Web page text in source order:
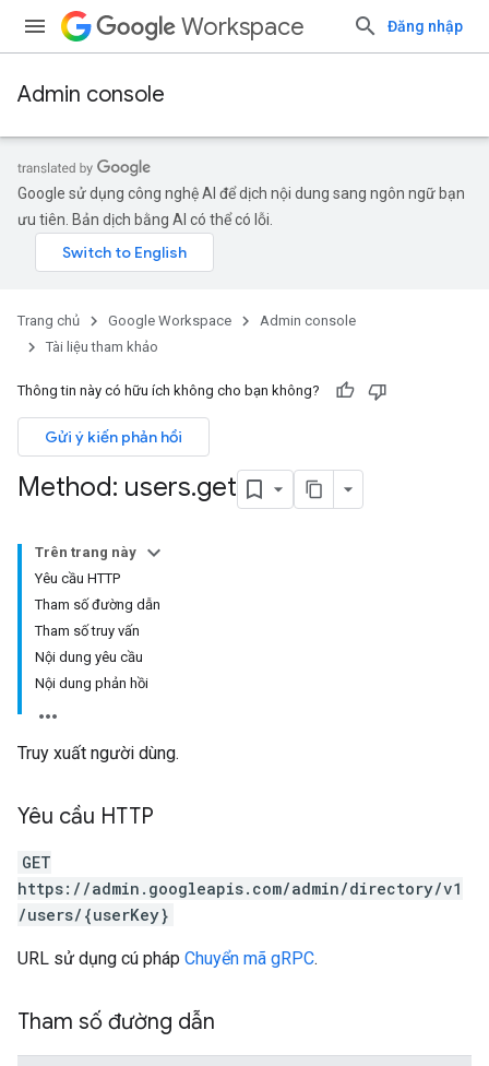
Workspace Đăng nhập
Admin console
Google sử dụng công nghệ AI để dịch nội dung sang ngôn ngữ bạn
ưu tiên. Bản dịch bằng AI có thể có lỗi.
Trang chủ Google Workspace
Admin console
Tài liệu tham khảo
Thông tin này có hữu ích không cho bạn không?
Gửi ý kiến phản hồi
Method: users.get
Trên trang này
Yêu cầu HTTP
Tham số đường dẫn
Tham số truy vấn
Nội dung yêu cầu
Nội dung phản hồi
Truy xuất người dùng.
Yêu cầu HTTP
GET
https://admin.googleapis.com/admin/directory/v1
/users/{userKey}
URL sử dụng cú pháp Chuyển mã gRPC.
Tham số đường dẫn